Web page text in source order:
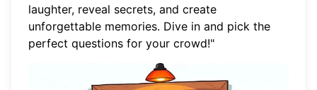
laughter, reveal secrets, and create
unforgettable memories. Dive in and pick the
perfect questions for your crowd!"